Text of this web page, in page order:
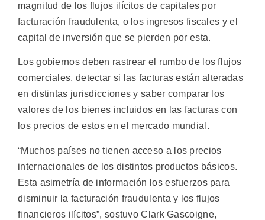
magnitud de los flujos ilícitos de capitales por
facturación fraudulenta, o los ingresos fiscales y el
capital de inversión que se pierden por esta.
Los gobiernos deben rastrear el rumbo de los flujos
comerciales, detectar si las facturas están alteradas
en distintas jurisdicciones y saber comparar los
valores de los bienes incluidos en las facturas con
los precios de estos en el mercado mundial.
“Muchos países no tienen acceso a los precios
internacionales de los distintos productos básicos.
Esta asimetría de información los esfuerzos para
disminuir la facturación fraudulenta y los flujos
financieros ilícitos”, sostuvo Clark Gascoigne,